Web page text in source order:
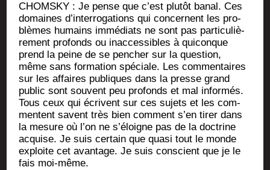
CHOMSKY : Je pense que c’est plu­tôt banal. Ces
domaines d’interrogations qui concernent les pro­
blèmes humains immé­diats ne sont pas par­ti­cu­liè­
re­ment pro­fonds ou inac­ces­sibles à qui­conque
prend la peine de se pen­cher sur la ques­tion,
même sans for­ma­tion spé­ciale. Les com­men­taires
sur les affaires publiques dans la presse grand
public sont sou­vent peu pro­fonds et mal infor­més.
Tous ceux qui écrivent sur ces sujets et les com­
mentent savent très bien com­ment s’en tirer dans
la mesure où l’on ne s’éloigne pas de la doc­trine
acquise. Je suis cer­tain que qua­si tout le monde
exploite cet avan­tage. Je suis conscient que je le
fais moi-même.